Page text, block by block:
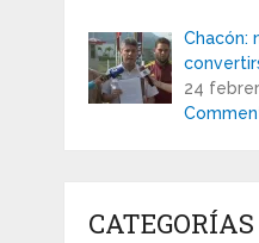
Chacón:
24
CATEGORÍAS